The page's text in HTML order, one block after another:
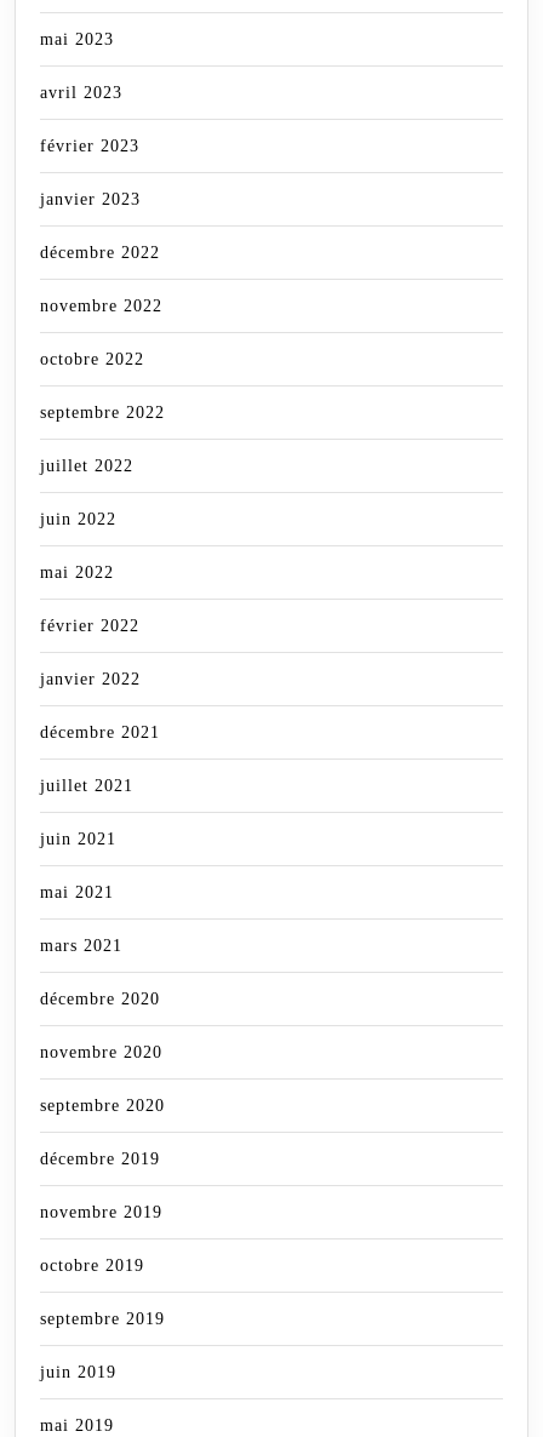
mai 2023
avril 2023
février 2023
janvier 2023
décembre 2022
novembre 2022
octobre 2022
septembre 2022
juillet 2022
juin 2022
mai 2022
février 2022
janvier 2022
décembre 2021
juillet 2021
juin 2021
mai 2021
mars 2021
décembre 2020
novembre 2020
septembre 2020
décembre 2019
novembre 2019
octobre 2019
septembre 2019
juin 2019
mai 2019